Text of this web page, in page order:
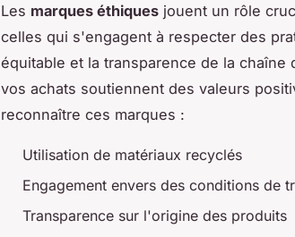
Les marques éthiques jouent un rôle
celles qui s'engagent à respecter des
équitable et la transparence de la
vos achats soutiennent des valeurs
reconnaître ces marques :
Utilisation de matériaux recyclés
Engagement envers des conditions de
Transparence sur l'origine des produits